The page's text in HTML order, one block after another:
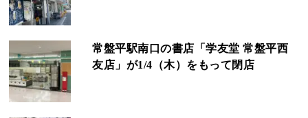
常盤平駅南口の書店「学友堂 常盤平西
友店」が1/4（木）をもって閉店